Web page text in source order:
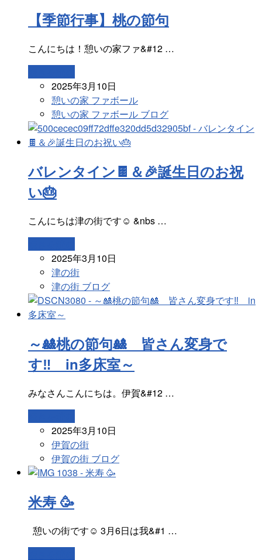
【季節行事】桃の節句
こんにちは！憩いの家ファ&#12 …
2025年3月10日
憩いの家 ファボール
憩いの家 ファボール ブログ
バレンタイン🍫＆🎉誕生日のお祝
い🎂
こんにちは津の街です☺️ &nbs …
2025年3月10日
津の街
津の街 ブログ
～🎎桃の節句🎎 皆さん変身で
す‼ in多床室～
みなさんこんにちは。伊賀&#12 …
2025年3月10日
伊賀の街
伊賀の街 ブログ
米寿 🥳
憩いの街です☺ 3月6日は我&#1 …